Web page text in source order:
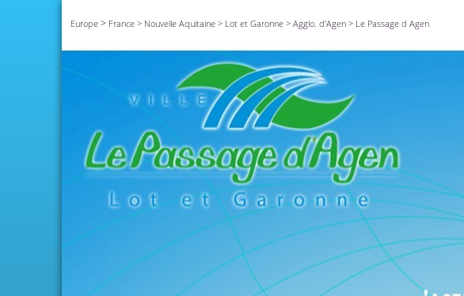
Europe > France > Nouvelle Aquitaine > Lot et Garonne > Agglo. d'Agen > Le Passage d Agen